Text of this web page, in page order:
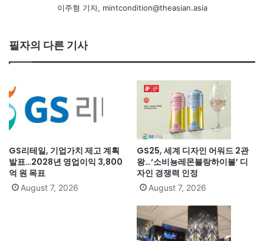
이주형 기자, mintcondition@theasian.asia
필자의 다른 기사
GS리테일, 기업가치 제고 계획
발표…2028년 영업이익 3,800
억 원 목표
August 7, 2026
GS25, 세계 디자인 어워드 2관
왕…‘소비뇽레몬블랑하이볼’ 디
자인 경쟁력 인정
August 7, 2026